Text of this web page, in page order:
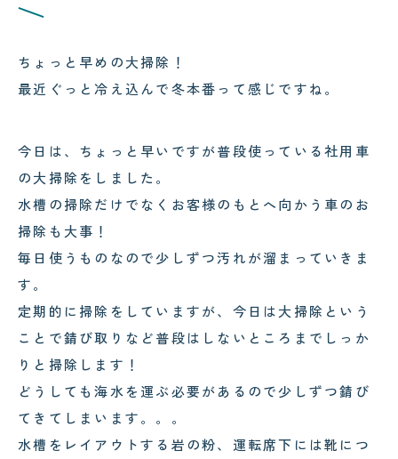
は？原因と対策をわかりやすく解
説
テナンス｜美しい水景を支える定
ちょっと早めの大掃除！
最近ぐっと冷え込んで冬本番って感じですね。
今日は、ちょっと早いですが普段使っている社用車
の大掃除をしました。
水槽の掃除だけでなくお客様のもとへ向かう車のお
掃除も大事！
毎日使うものなので少しずつ汚れが溜まっていきま
す。
定期的に掃除をしていますが、今日は大掃除という
ことで錆び取りなど普段はしないところまでしっか
りと掃除します！
どうしても海水を運ぶ必要があるので少しずつ錆び
てきてしまいます。。。
水槽をレイアウトする岩の粉、運転席下には靴につ